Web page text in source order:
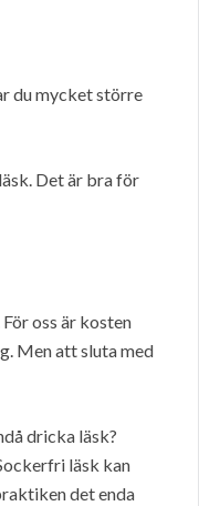
du mycket större
Det är bra för
oss är kosten
Men att sluta med
dricka läsk?
läsk kan
det enda